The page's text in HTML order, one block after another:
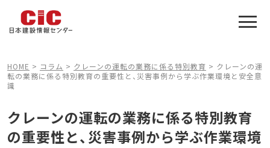
HOME > コラム > クレーンの運転の業務に係る特別教育 > クレーンの運
転の業務に係る特別教育の重要性と、災害事例から学ぶ作業環境と安全意
識
クレーンの運転の業務に係る特別教育
の重要性と、災害事例から学ぶ作業環境